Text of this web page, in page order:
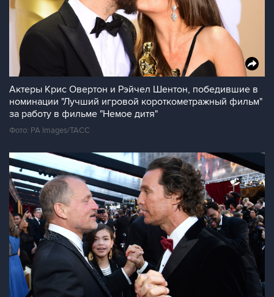
Актеры Крис Овертон и Рэйчел Шентон, победившие в
номинации "Лучший игровой короткометражный фильм"
за работу в фильме "Немое дитя"
Фото: PA Images/ТАСС